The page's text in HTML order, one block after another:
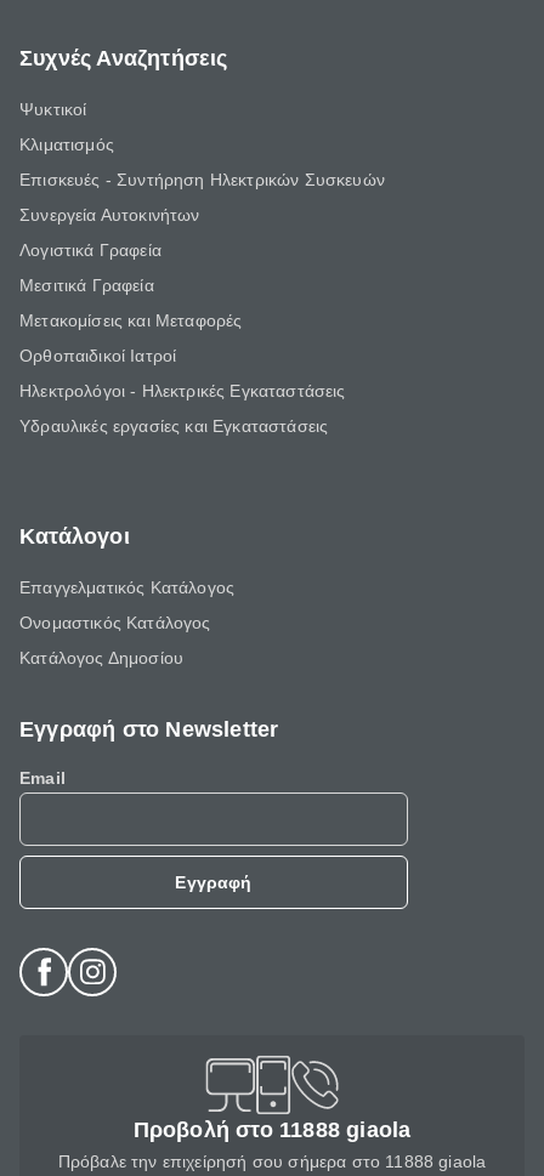
Συχνές Αναζητήσεις
Ψυκτικοί
Κλιματισμός
Επισκευές - Συντήρηση Ηλεκτρικών Συσκευών
Συνεργεία Αυτοκινήτων
Λογιστικά Γραφεία
Μεσιτικά Γραφεία
Μετακομίσεις και Μεταφορές
Ορθοπαιδικοί Ιατροί
Ηλεκτρολόγοι - Ηλεκτρικές Εγκαταστάσεις
Υδραυλικές εργασίες και Εγκαταστάσεις
Κατάλογοι
Επαγγελματικός Κατάλογος
Ονομαστικός Κατάλογος
Κατάλογος Δημοσίου
Εγγραφή στο Newsletter
Email
Εγγραφή
Προβολή στο 11888 giaola
Πρόβαλε την επιχείρησή σου σήμερα στο 11888 giaola